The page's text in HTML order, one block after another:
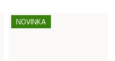
NOVINKA